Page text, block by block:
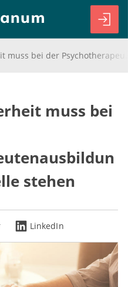
muss bei
stehen
LinkedIn